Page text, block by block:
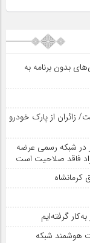
بدون برنامه به
زائران از پارک خودرو
در شبکه رسمی عرضه
فاقد صلاحیت است
گرفته‌ایم
هوشمند شبکه